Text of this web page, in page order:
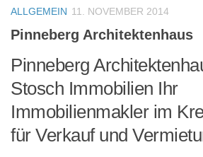
ALLGEMEIN 11. NOVEMBER 2014
Pinneberg Architektenhaus
Pinneberg
Stosch Immobilien Ihr
Immobilienmakler im
für Verkauf und